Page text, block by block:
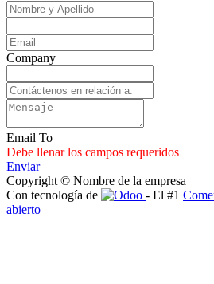
Company
Email To
Debe llenar los campos requeridos
Enviar
Copyright © Nombre de la empresa
Con tecnología de
- El #1
abierto